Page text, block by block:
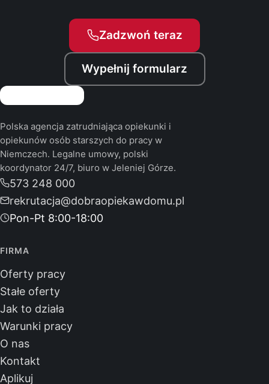
Zadzwoń teraz
Wypełnij formularz
Polska agencja zatrudniająca opiekunki i
opiekunów osób starszych do pracy w
Niemczech. Legalne umowy, polski
koordynator 24/7, biuro w Jeleniej Górze.
573 248 000
rekrutacja@dobraopiekawdomu.pl
Pon-Pt 8:00-18:00
FIRMA
Oferty pracy
Stałe oferty
Jak to działa
Warunki pracy
O nas
Kontakt
Aplikuj